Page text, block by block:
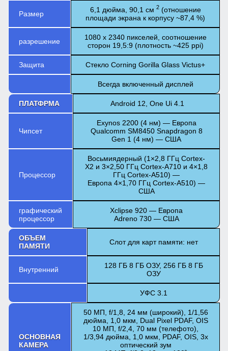
Размер 6,1 дюйма, 90,1 см 2(отношение
площади экрана к корпусу ~87,4 %)
разрешение
1080 x 2340 пикселей, соотношение
сторон 19,5:9 (плотность ~425 ppi)
Защита Стекло Corning Gorilla Glass Victus+
Всегда включенный дисплей
ПЛАТФРМА Android 12, One Ui 4.1
Чипсет
Exynos 2200 (4 нм) — Европа
Qualcomm SM8450 Snapdragon 8
Gen 1 (4 нм) — США
Процессор
Восьмиядерный (1×2,8 ГГц Cortex-
X2 и 3×2,50 ГГц Cortex-A710 и 4×1,8
ГГц Cortex-A510) —
Европа 4×1,70 ГГц Cortex-A510) —
США
графический
процессор
Xclipse 920 — Европа
Adreno 730 — США
ОБЪЕМ
ПАМЯТИ
Слот для карт памяти: нет
Внутренний
128 ГБ 8 ГБ ОЗУ, 256 ГБ 8 ГБ
ОЗУ
УФС 3.1
ОСНОВНАЯ
КАМЕРА
50 МП, f/1,8, 24 мм (широкий), 1/1,56
дюйма, 1,0 мкм, Dual Pixel PDAF, OIS
10 МП, f/2,4, 70 мм (телефото),
1/3,94 дюйма, 1,0 мкм, PDAF, OIS, 3x
оптический зум